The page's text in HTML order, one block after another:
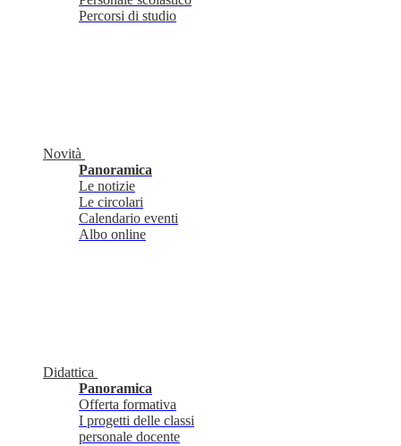
Percorsi di studio
Novità
Panoramica
Le notizie
Le circolari
Calendario eventi
Albo online
Didattica
Panoramica
Offerta formativa
I progetti delle classi
personale docente